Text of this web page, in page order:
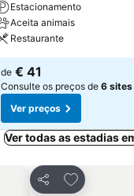
Estacionamento
Aceita animais
Restaurante
de € 41
Consulte os preços de 6 sites
Ver preços
Ver todas as estadias
Partilhar
Adicionar